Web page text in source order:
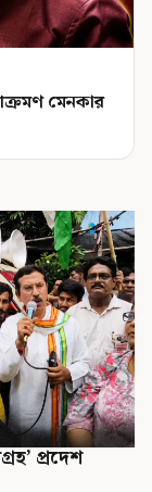
মেনকার
প্রদেশ